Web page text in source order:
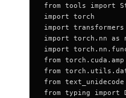
from tools import
import torch
import transformers
import torch.nn as
import
from
from
from
from typing